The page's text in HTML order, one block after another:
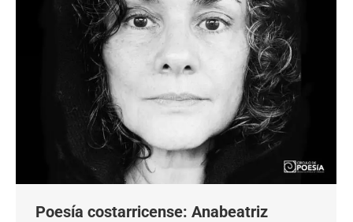
Poesía costarricense: Anabeatriz